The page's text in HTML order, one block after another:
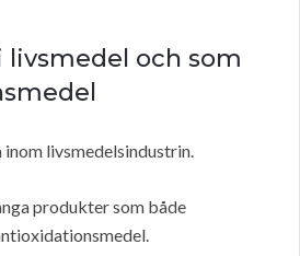
och som
livsmedelsindustrin.
produkter som både